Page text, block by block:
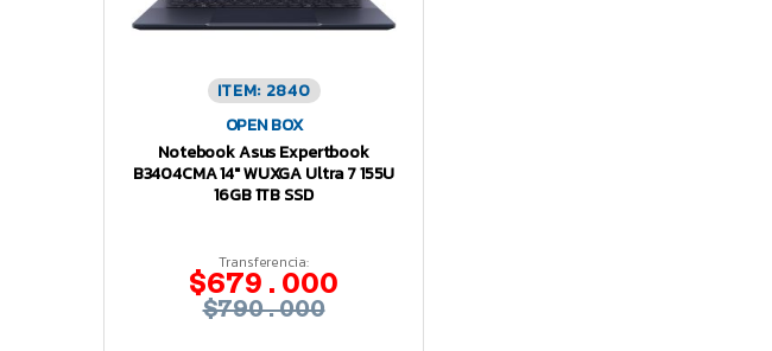
ITEM: 2840
OPEN BOX
Notebook Asus Expertbook
B3404CMA 14″ WUXGA Ultra 7 155U
16GB 1TB SSD
Transferencia:
$679.000
$790.000